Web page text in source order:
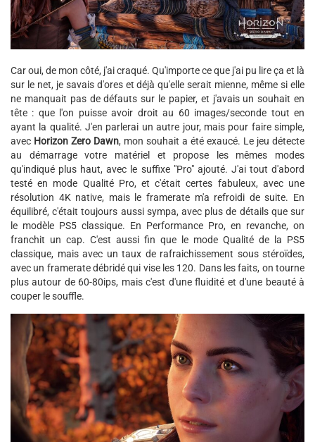
Car oui, de mon côté, j'ai craqué. Qu'importe ce que j'ai pu lire ça et là
sur le net, je savais d'ores et déjà qu'elle serait mienne, même si elle
ne manquait pas de défauts sur le papier, et j'avais un souhait en
tête : que l'on puisse avoir droit au 60 images/seconde tout en
ayant la qualité. J'en parlerai un autre jour, mais pour faire simple,
avec Horizon Zero Dawn, mon souhait a été exaucé. Le jeu détecte
au démarrage votre matériel et propose les mêmes modes
qu'indiqué plus haut, avec le suffixe "Pro" ajouté. J'ai tout d'abord
testé en mode Qualité Pro, et c'était certes fabuleux, avec une
résolution 4K native, mais le framerate m'a refroidi de suite. En
équilibré, c'était toujours aussi sympa, avec plus de détails que sur
le modèle PS5 classique. En Performance Pro, en revanche, on
franchit un cap. C'est aussi fin que le mode Qualité de la PS5
classique, mais avec un taux de rafraichissement sous stéroïdes,
avec un framerate débridé qui vise les 120. Dans les faits, on tourne
plus autour de 60-80ips, mais c'est d'une fluidité et d'une beauté à
couper le souffle.